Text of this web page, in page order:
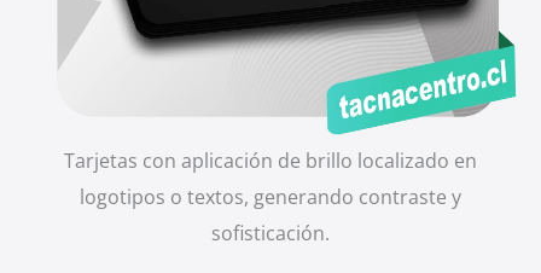
Tarjetas con aplicación de brillo localizado en
logotipos o textos, generando contraste y
sofisticación.